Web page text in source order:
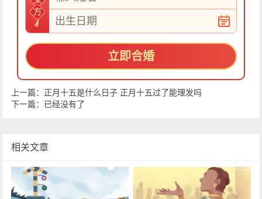
立即合婚
上一篇： 正月十五是什么日子 正月十五过了能理发吗
下一篇： 已经没有了
相关文章